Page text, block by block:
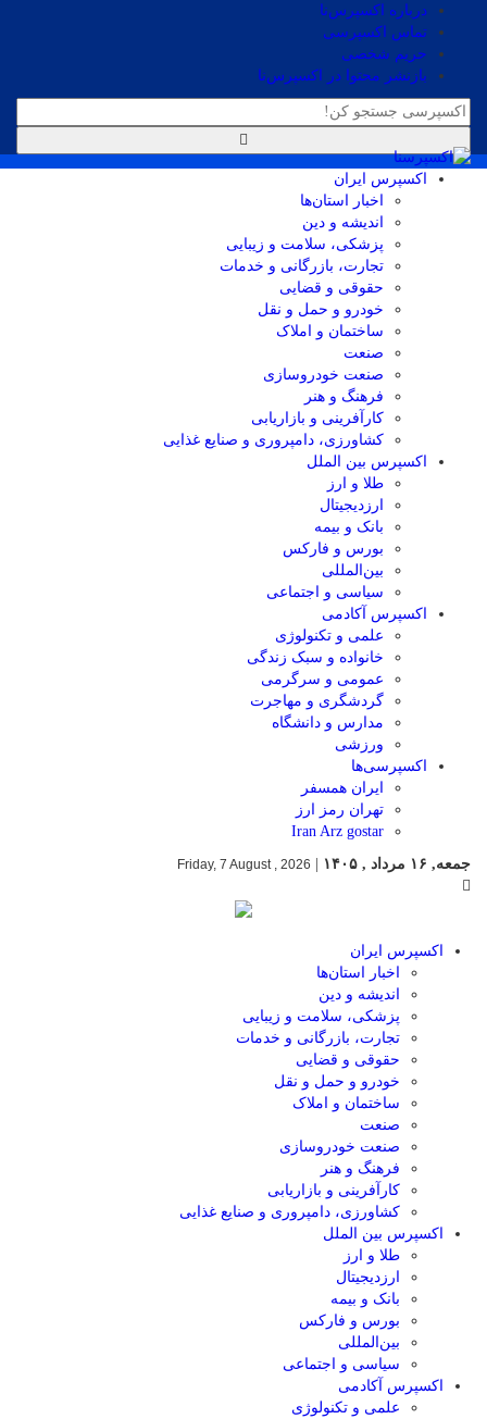
درباره اکسپرس‌نا
تماس اکسپرسی
حریم شخصی
بازنشر محتوا در اکسپرس‌نا
اکسپرس ایران
اخبار استان‌ها
اندیشه و دین
پزشکی، سلامت و زیبایی
تجارت، بازرگانی و خدمات
حقوقی و قضایی
خودرو و حمل و نقل
ساختمان و املاک
صنعت
صنعت خودروسازی
فرهنگ و هنر
کارآفرینی و بازاریابی
کشاورزی، دامپروری و صنایع غذایی
اکسپرس بین الملل
طلا و ارز
ارزدیجیتال
بانک و بیمه
بورس و فارکس
بین‌المللی
سیاسی و اجتماعی
اکسپرس آکادمی
علمی و تکنولوژی
خانواده و سبک زندگی
عمومی و سرگرمی
گردشگری و مهاجرت
مدارس و دانشگاه
ورزشی
اکسپرسی‌ها
ایران همسفر
تهران رمز ارز
Iran Arz gostar
جمعه, ۱۶ مرداد , ۱۴۰۵
Friday, 7 August , 2026
اکسپرس ایران
اخبار استان‌ها
اندیشه و دین
پزشکی، سلامت و زیبایی
تجارت، بازرگانی و خدمات
حقوقی و قضایی
خودرو و حمل و نقل
ساختمان و املاک
صنعت
صنعت خودروسازی
فرهنگ و هنر
کارآفرینی و بازاریابی
کشاورزی، دامپروری و صنایع غذایی
اکسپرس بین الملل
طلا و ارز
ارزدیجیتال
بانک و بیمه
بورس و فارکس
بین‌المللی
سیاسی و اجتماعی
اکسپرس آکادمی
علمی و تکنولوژی